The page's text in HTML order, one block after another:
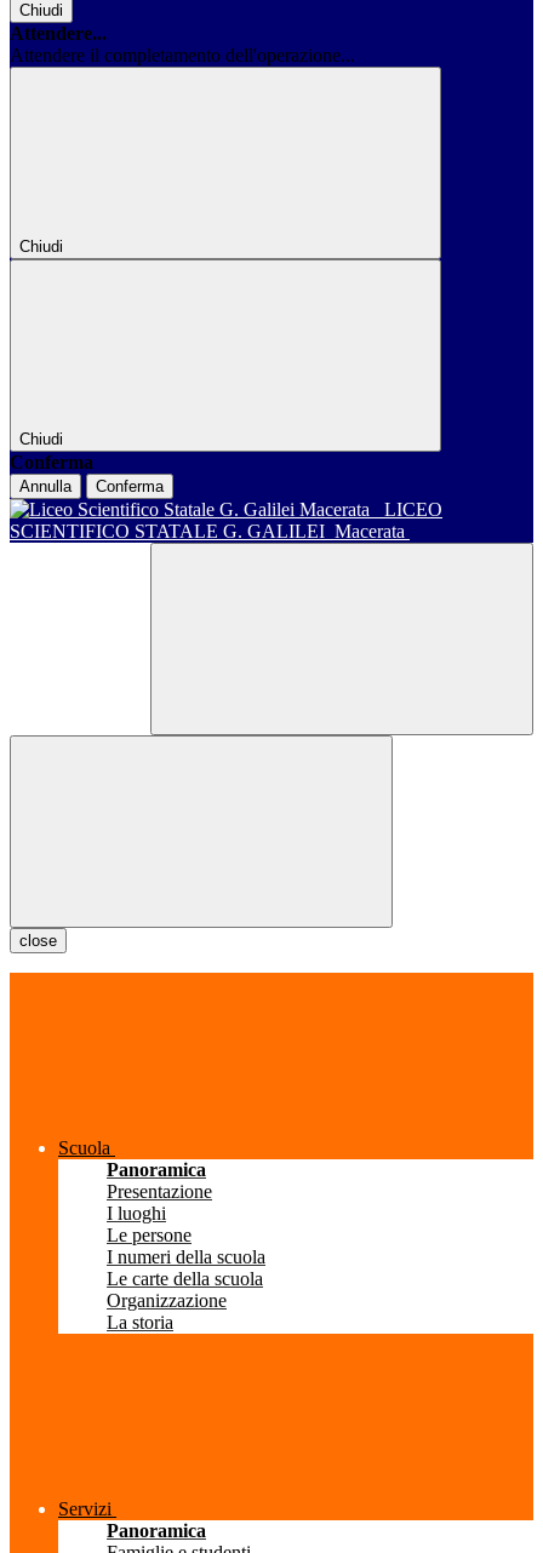
Chiudi
Attendere...
Attendere il completamento dell'operazione...
Chiudi
Chiudi
Conferma
Annulla Conferma
LICEO
SCIENTIFICO STATALE G. GALILEI Macerata
close
Scuola
Panoramica
Presentazione
I luoghi
Le persone
I numeri della scuola
Le carte della scuola
Organizzazione
La storia
Servizi
Panoramica